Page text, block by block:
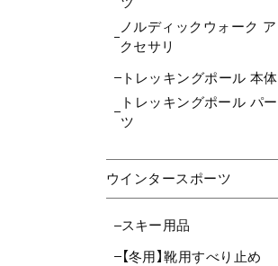
ノルディックウォーク ア
クセサリ
トレッキングポール 本体
トレッキングポール パー
ツ
ウインタースポーツ
スキー用品
【冬用】靴用すべり止め